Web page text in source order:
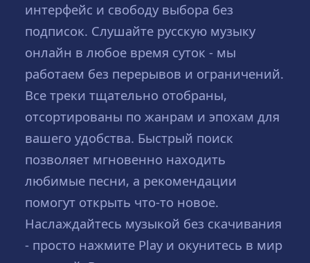
интерфейс и свободу выбора без
подписок. Слушайте русскую музыку
онлайн в любое время суток - мы
работаем без перерывов и ограничений.
Все треки тщательно отобраны,
отсортированы по жанрам и эпохам для
вашего удобства. Быстрый поиск
позволяет мгновенно находить
любимые песни, а рекомендации
помогут открыть что-то новое.
Наслаждайтесь музыкой без скачивания
- просто нажмите Play и окунитесь в мир